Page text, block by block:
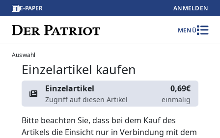
E-PAPER ANMELDEN
MENÜ
Auswahl
Einzelartikel kaufen
Einzelartikel
Zugriff auf diesen Artikel
0,69€
einmalig
Bitte beachten Sie, dass bei dem Kauf des
Artikels die Einsicht nur in Verbindung mit dem